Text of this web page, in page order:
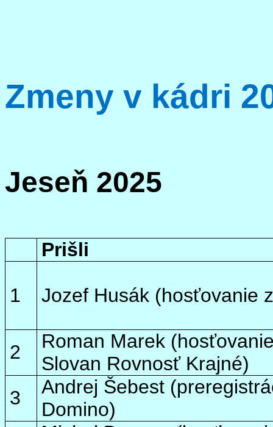
Zmeny v kádri
Jeseň 2025
Prišli
1 Jozef Husák (hosťovanie
2
Roman Marek
Slovan Rovnosť Krajné)
3
Andrej Šebest (
Domino)